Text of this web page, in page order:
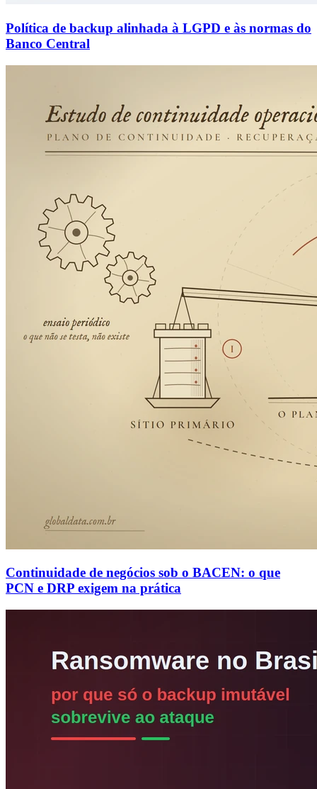
Política de backup alinhada à LGPD e às normas do
Banco Central
Continuidade de negócios sob o BACEN: o que
PCN e DRP exigem na prática